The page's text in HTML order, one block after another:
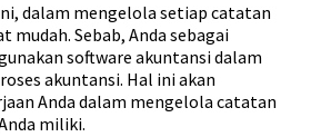
dalam mengelola setiap catatan
mudah. Sebab, Anda sebagai
software akuntansi dalam
akuntansi. Hal ini akan
Anda dalam mengelola catatan
miliki.